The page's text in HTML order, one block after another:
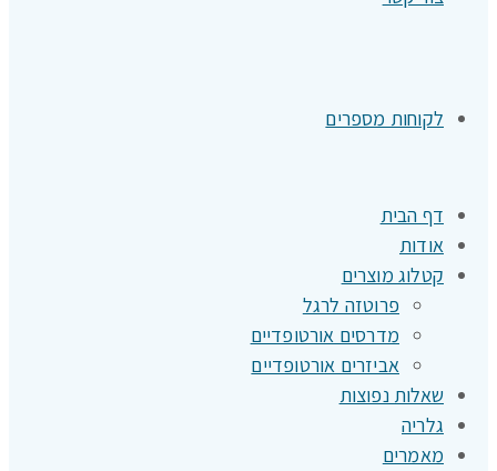
לקוחות מספרים
דף הבית
אודות
קטלוג מוצרים
פרוטזה לרגל
מדרסים אורטופדיים
אביזרים אורטופדיים
שאלות נפוצות
גלריה
מאמרים